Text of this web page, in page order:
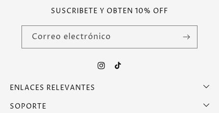
SUSCRIBETE Y OBTEN 10% OFF
Correo electrónico
Instagram
TikTok
ENLACES RELEVANTES
SOPORTE